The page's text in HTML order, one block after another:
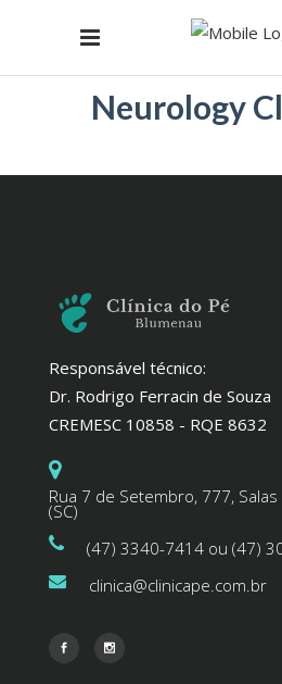
Neurology
Responsável técnico:
Dr. Rodrigo Ferracin de Souza
CREMESC 10858 - RQE 8632
Rua 7 de Setembro, 777,
(SC)
(47) 3340-7414 ou (47)
clinica@clinicape.com.br